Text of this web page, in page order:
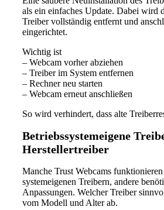
als ein einfaches Update. Dabei wird
Treiber vollständig entfernt und
eingerichtet.
Wichtig ist
– Webcam vorher abziehen
– Treiber im System entfernen
– Rechner neu starten
– Webcam erneut anschließen
So wird verhindert, dass alte
Betriebssystemeigene
Herstellertreiber
Manche Trust Webcams
systemeigenen Treibern, andere
Anpassungen. Welcher Treiber
vom Modell und Alter ab.